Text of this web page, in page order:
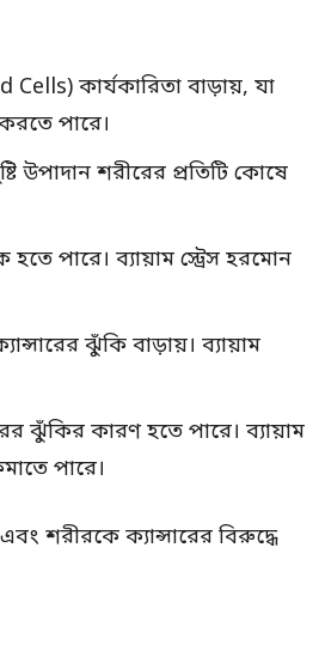
কার্যকারিতা বাড়ায়, যা
পারে।
উপাদান শরীরের প্রতিটি কোষে
হতে পারে। ব্যায়াম স্ট্রেস হরমোন
ক্যান্সারের ঝুঁকি বাড়ায়। ব্যায়াম
ঝুঁকির কারণ হতে পারে। ব্যায়াম
পারে।
শরীরকে ক্যান্সারের বিরুদ্ধে